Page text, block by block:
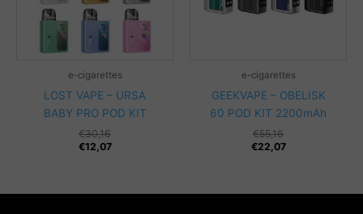
e-cigarettes
LOST VAPE – URSA
BABY PRO POD KIT
€30,16
€12,07
e-cigarettes
GEEKVAPE – OBELISK
60 POD KIT 2200mAh
€55,16
€22,07